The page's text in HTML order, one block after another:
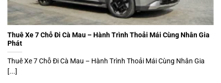
Thuê Xe 7 Chỗ Đi Cà Mau – Hành Trình Thoải Mái Cùng Nhân Gia
Phát
Thuê Xe 7 Chỗ Đi Cà Mau – Hành Trình Thoải Mái Cùng Nhân Gia
[...]